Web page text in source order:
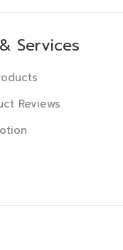
Services
Reviews